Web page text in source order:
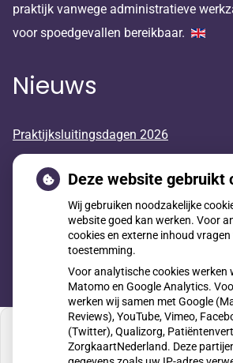
praktijk vanwege administratieve
voor spoedgevallen bereikbaar.
Nieuws
Praktijksluitingsdagen 2026
Huisarts in opleiding
Geneesmiddelen mee op reis
Deze website gebruikt
Wij gebruiken noodzakelijke
website goed kan werken. Voor
cookies en externe inhoud
toestemming.
Voor analytische cookies werken
Matomo en Google Analytics.
werken wij samen met Google
Reviews), YouTube, Vimeo,
(Twitter), Qualizorg,
ZorgkaartNederland. Deze